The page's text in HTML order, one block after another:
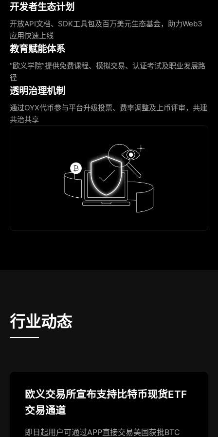
开发者生态计划
开放API文档、SDK工具包及百万美元生态基金，助力Web3
应用快速上线
教育赋能体系
“欧义学院”提供免费课程、模拟交易、认证考试及职业发展路
径
透明治理机制
通过OYX代币参与平台升级投票、费率调整及上币评审，共建
共治共享
行业动态
欧义交易所宣布支持比特币现货ETF
交易通道
即日起用户可通过APP直接交易美国获批BTC